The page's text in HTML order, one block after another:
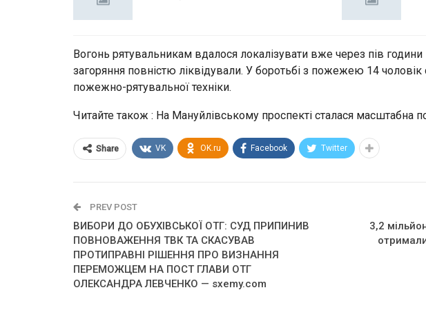
Вогонь рятувальникам вдалося локалізувати вже через пів години
загоряння повністю ліквідували. У боротьбі з пожежею 14
пожежно-рятувальної техніки.
Читайте також : На Мануйлівському проспекті сталася масштабна
Share VK OK.ru Facebook Twitter
PREV POST
ВИБОРИ ДО ОБУХІВСЬКОЇ ОТГ: СУД ПРИПИНИВ
ПОВНОВАЖЕННЯ ТВК ТА СКАСУВАВ
ПРОТИПРАВНІ РІШЕННЯ ПРО ВИЗНАННЯ
ПЕРЕМОЖЦЕМ НА ПОСТ ГЛАВИ ОТГ
ОЛЕКСАНДРА ЛЕВЧЕНКО — sxemy.com
3,2